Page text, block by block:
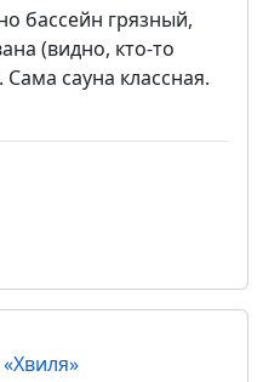
бассейн грязный,
(видно, кто-то
сауна классная.